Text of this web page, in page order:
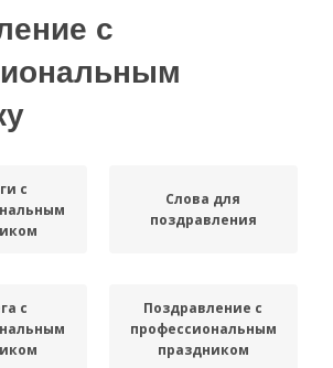
с
с
Слова для
поздравления
с
Поздравление с
профессиональным
праздником